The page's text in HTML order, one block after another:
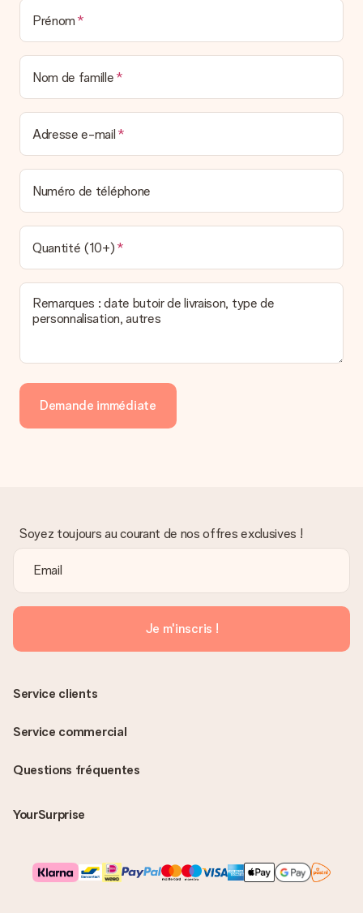
Prénom
Nom de famille
Adresse e-mail
Numéro de téléphone
Quantité (10+)
Remarques : date butoir de livraison, type de
personnalisation, autres
Demande immédiate
Soyez toujours au courant de nos offres exclusives !
Je m'inscris !
Questions fréquentes
YourSurprise
Service clients
Service commercial